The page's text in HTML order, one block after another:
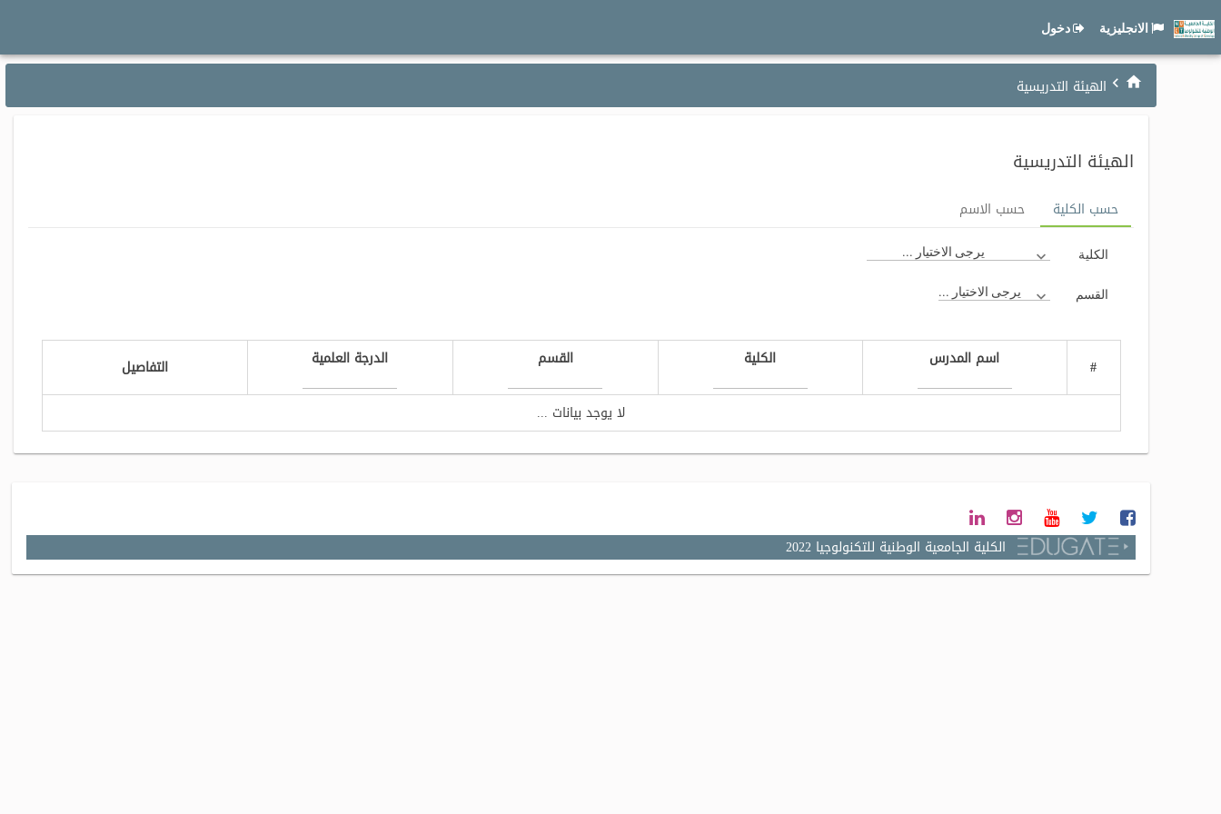
الانجليزية دخول
الهيئة التدريسية
الهيئة التدريسية
حسب الكلية حسب الاسم
الكلية يرجى الاختيار ...
القسم يرجى الاختيار ...
# اسم المدرس الكلية القسم الدرجة العلمية
التفاصيل
لا يوجد بيانات ...
الكلية الجامعية الوطنية للتكنولوجيا 2022